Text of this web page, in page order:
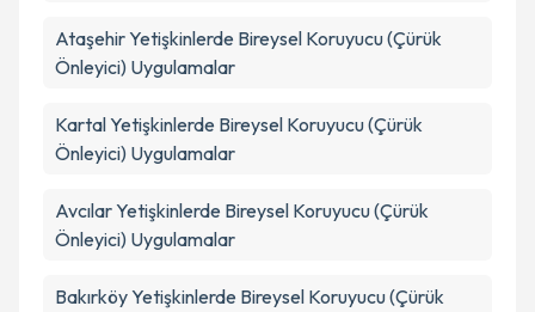
AtaşehirYetişkinlerde Bireysel Koruyucu (Çürük
Önleyici) Uygulamalar
KartalYetişkinlerde Bireysel Koruyucu (Çürük
Önleyici) Uygulamalar
AvcılarYetişkinlerde Bireysel Koruyucu (Çürük
Önleyici) Uygulamalar
BakırköyYetişkinlerde Bireysel Koruyucu (Çürük